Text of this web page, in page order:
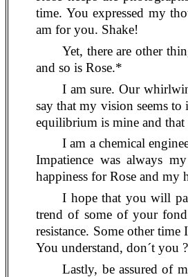
time. You expressed my
am for you. Shake!
Yet, there are other
and so is Rose.*
I am sure. Our
say that my vision seems to
equilibrium is mine and
I am a chemical
Impatience was always
happiness for Rose and my
I hope that you will
trend of some of your
resistance. Some other
You understand,don´t you ?
Lastly, be assured of